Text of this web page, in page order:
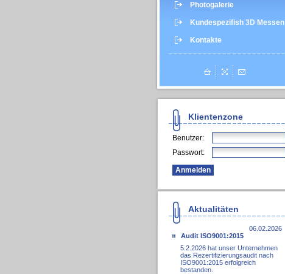
Photogalerie
Kundespezifish 3D Messen
Kontakte
Klientenzone
Benutzer:
Passwort:
Aktualitäten
06.02.2026
Audit ISO9001:2015
5.2.2026 hat unser Unternehmen
das Rezertifizierungsaudit nach
ISO9001:2015 erfolgreich
bestanden.